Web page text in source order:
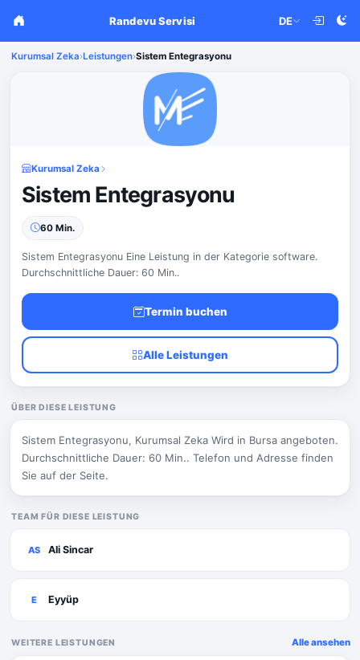
Randevu Servisi DE
Kurumsal Zeka›Leistungen›Sistem Entegrasyonu
Kurumsal Zeka
Sistem Entegrasyonu
60 Min.
Sistem Entegrasyonu Eine Leistung in der Kategorie software.
Durchschnittliche Dauer: 60 Min..
Termin buchen
Alle Leistungen
ÜBER DIESE LEISTUNG
Sistem Entegrasyonu, Kurumsal Zeka Wird in Bursa angeboten.
Durchschnittliche Dauer: 60 Min.. Telefon und Adresse finden
Sie auf der Seite.
TEAM FÜR DIESE LEISTUNG
AS Ali Sincar
E Eyyüp
WEITERE LEISTUNGEN Alle ansehen